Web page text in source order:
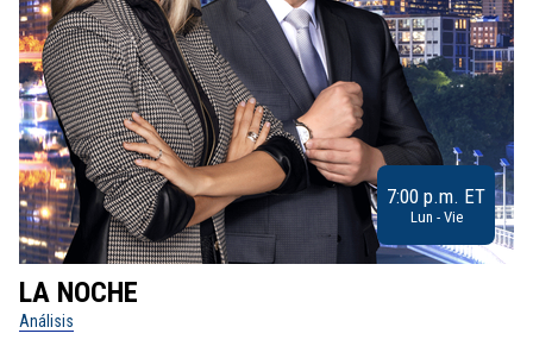
7:00 p.m. ET
Lun - Vie
LA NOCHE
Análisis